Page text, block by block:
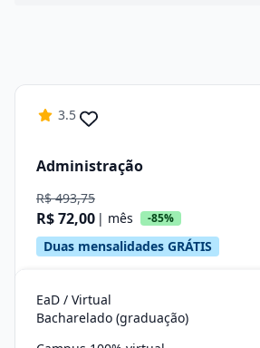
3.5
Administração
R$ 493,75
R$ 72,00 | mês -85%
Duas mensalidades GRÁTIS
EaD / Virtual
Bacharelado (graduação)